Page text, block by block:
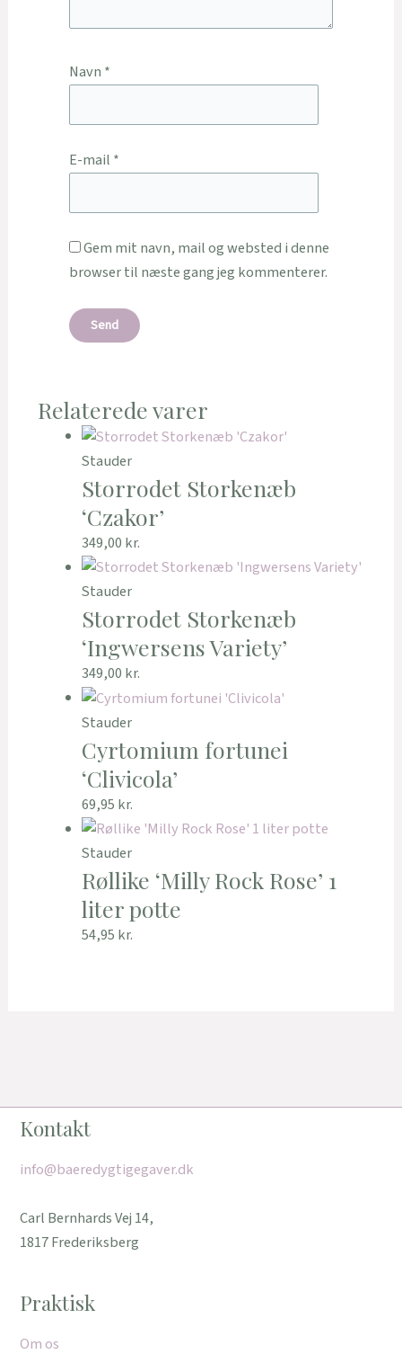
Navn *
E-mail *
Gem mit navn, mail og websted i denne
browser til næste gang jeg kommenterer.
Relaterede varer
Stauder
Storrodet Storkenæb
‘Czakor’
349,00 kr.
Stauder
Storrodet Storkenæb
‘Ingwersens Variety’
349,00 kr.
Stauder
Cyrtomium fortunei
‘Clivicola’
69,95 kr.
Stauder
Røllike ‘Milly Rock Rose’ 1
liter potte
54,95 kr.
Kontakt
info@baeredygtigegaver.dk
Carl Bernhards Vej 14,
1817 Frederiksberg
Praktisk
Om os